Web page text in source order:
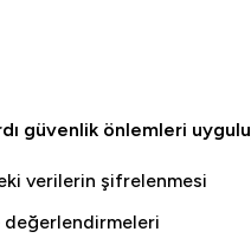
güvenlik önlemleri
verilerin şifrelenmesi